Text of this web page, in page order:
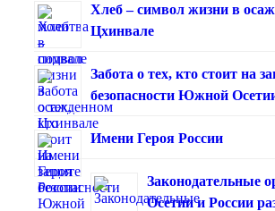
Хлеб – символ жизни в
Цхинвале
Забота о тех, кто стоит на
безопасности Южной
Имени Героя России
Законодательные
Осетии и России